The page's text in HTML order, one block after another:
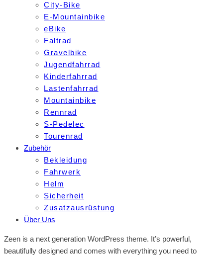
City-Bike
E-Mountainbike
eBike
Faltrad
Gravelbike
Jugendfahrrad
Kinderfahrrad
Lastenfahrrad
Mountainbike
Rennrad
S-Pedelec
Tourenrad
Zubehör
Bekleidung
Fahrwerk
Helm
Sicherheit
Zusatzausrüstung
Über Uns
Zeen is a next generation WordPress theme. It’s powerful,
beautifully designed and comes with everything you need to